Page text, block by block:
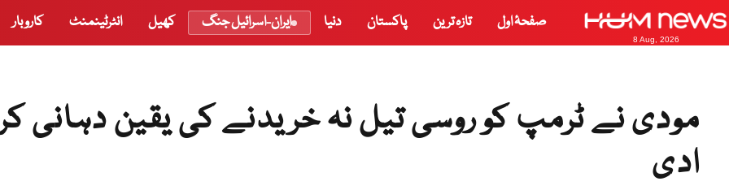
8 Aug, 2026
صفحۂ اول تازہ ترین پاکستان دنیا ایران-اسرائیل جنگ کھیل انٹرٹینمنٹ کاروبار
مودی نے ٹرمپ کو روسی تیل نہ خریدنے کی یقین دہانی
ادی